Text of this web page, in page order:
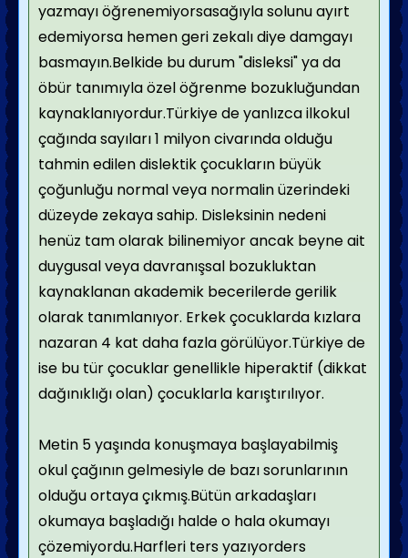
yazmayı öğrenemiyorsasağıyla solunu ayırt
edemiyorsa hemen geri zekalı diye damgayı
basmayın.Belkide bu durum "disleksi" ya da
öbür tanımıyla özel öğrenme bozukluğundan
kaynaklanıyordur.Türkiye de yanlızca ilkokul
çağında sayıları 1 milyon civarında olduğu
tahmin edilen dislektik çocukların büyük
çoğunluğu normal veya normalin üzerindeki
düzeyde zekaya sahip. Disleksinin nedeni
henüz tam olarak bilinemiyor ancak beyne ait
duygusal veya davranışsal bozukluktan
kaynaklanan akademik becerilerde gerilik
olarak tanımlanıyor. Erkek çocuklarda kızlara
nazaran 4 kat daha fazla görülüyor.Türkiye de
ise bu tür çocuklar genellikle hiperaktif (dikkat
dağınıklığı olan) çocuklarla karıştırılıyor.
Metin 5 yaşında konuşmaya başlayabilmiş
okul çağının gelmesiyle de bazı sorunlarının
olduğu ortaya çıkmış.Bütün arkadaşları
okumaya başladığı halde o hala okumayı
çözemiyordu.Harfleri ters yazıyorders